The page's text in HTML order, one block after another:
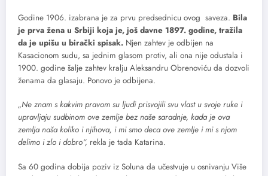
Godine 1906. izabrana je za prvu predsednicu ovog saveza. Bila
je prva žena u Srbiji koja je, još davne 1897. godine, tražila
da je upišu u birački spisak. Njen zahtev je odbijen na
Kasacionom sudu, sa jednim glasom protiv, ali ona nije odustala i
1900. godine šalje zahtev kralju Aleksandru Obrenoviću da dozvoli
ženama da glasaju. Ponovo je odbijena.
„Ne znam s kakvim pravom su ljudi prisvojili svu vlast u svoje ruke i
upravljaju sudbinom ove zemlje bez naše saradnje, kada je ova
zemlja naša koliko i njihova, i mi smo deca ove zemlje i mi s njom
delimo i zlo i dobro“, rekla je tada Katarina.
Sa 60 godina dobija poziv iz Soluna da učestvuje u osnivanju Više